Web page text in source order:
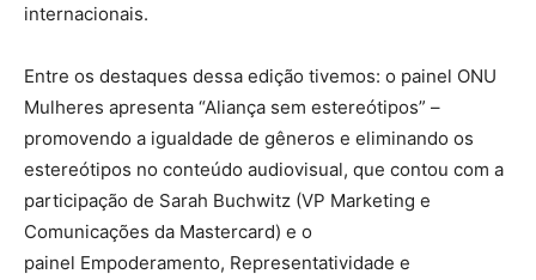
internacionais.
Entre os destaques dessa edição tivemos: o painel ONU
Mulheres apresenta “Aliança sem estereótipos” –
promovendo a igualdade de gêneros e eliminando os
estereótipos no conteúdo audiovisual, que contou com a
participação de Sarah Buchwitz (VP Marketing e
Comunicações da Mastercard) e o
painel Empoderamento, Representatividade e